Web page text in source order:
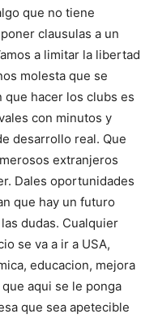
que no tiene
clausulas a un
a limitar la libertad
molesta que se
que hacer los clubs es
con minutos y
desarrollo real. Que
extranjeros
Dales oportunidades
que hay un futuro
dudas. Cualquier
se va a ir a USA,
educacion, mejora
aqui se le ponga
que sea apetecible